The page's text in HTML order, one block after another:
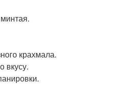
крахмала.
вкусу.